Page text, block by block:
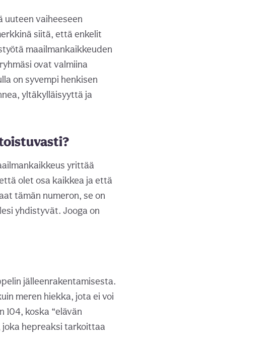
uuteen vaiheeseen
siitä, että enkelit
maailmankaikkeuden
ovat valmiina
on syvempi henkisen
yltäkylläisyyttä ja
yrittää
olet osa kaikkea ja että
tämän numeron, se on
yhdistyvät. Jooga on
jälleenrakentamisesta.
meren hiekka, jota ei voi
koska “elävän
joka hepreaksi tarkoittaa